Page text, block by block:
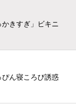
きすぎ」ビキニ
ん寝ころび誘惑